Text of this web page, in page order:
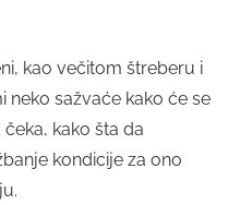
kao večitom štreberu i
neko sažvaće kako će se
kako šta da
kondicije za ono